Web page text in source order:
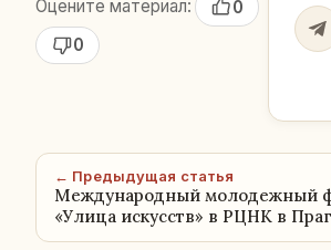
Оцените материал:
0
0
← Предыдущая статья
Международный молодежный
«Улица искусств» в РЦНК в